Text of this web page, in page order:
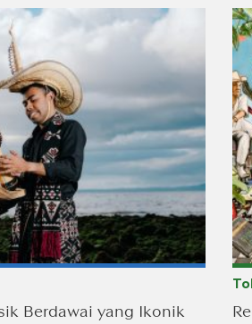
Berdawai yang Ikonik